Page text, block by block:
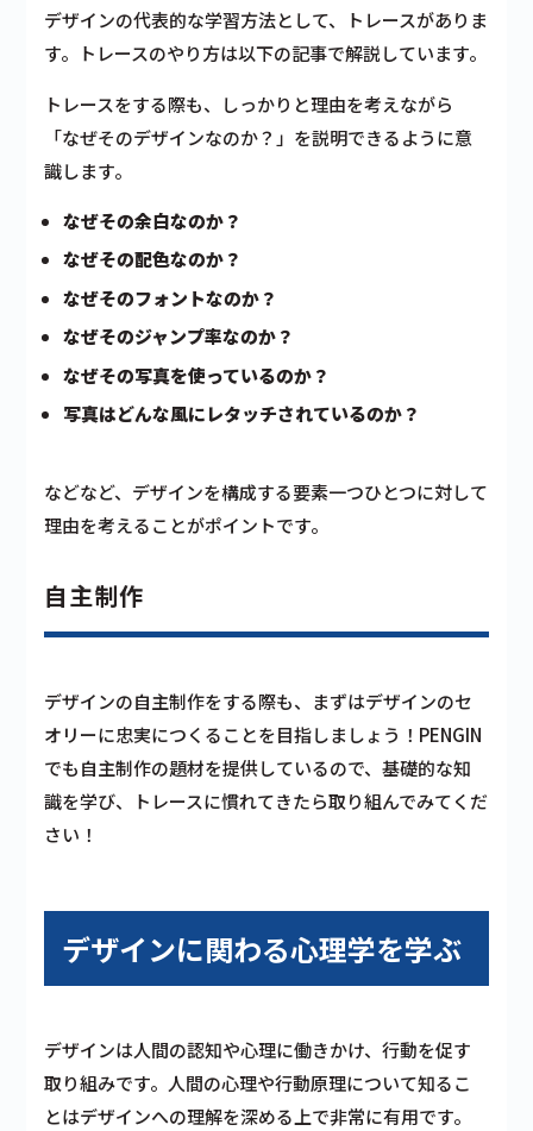
デザインの代表的な学習方法として、トレースがありま
す。トレースのやり方は以下の記事で解説しています。
トレースをする際も、しっかりと理由を考えながら
「なぜそのデザインなのか？」を説明できるように意
識します。
なぜその余白なのか？
なぜその配色なのか？
なぜそのフォントなのか？
なぜそのジャンプ率なのか？
なぜその写真を使っているのか？
写真はどんな風にレタッチされているのか？
などなど、デザインを構成する要素一つひとつに対して
理由を考えることがポイントです。
自主制作
デザインの自主制作をする際も、まずはデザインのセ
オリーに忠実につくることを目指しましょう！PENGIN
でも自主制作の題材を提供しているので、基礎的な知
識を学び、トレースに慣れてきたら取り組んでみてくだ
さい！
デザインに関わる心理学を学ぶ
デザインは人間の認知や心理に働きかけ、行動を促す
取り組みです。人間の心理や行動原理について知るこ
とはデザインへの理解を深める上で非常に有用です。